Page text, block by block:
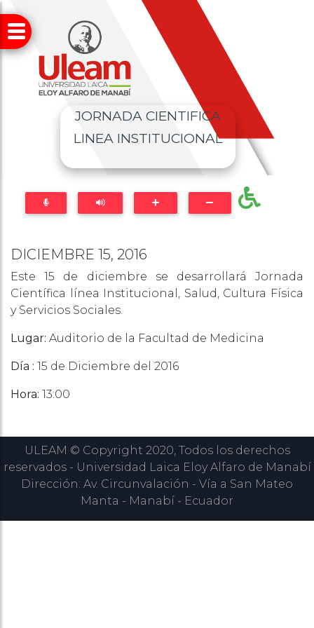
JORNADA CIENTIFICA
LINEA INSTITUCIONAL
DICIEMBRE 15, 2016
Este 15 de diciembre se desarrollará Jornada
Científica línea Institucional, Salud, Cultura Física
y Servicios Sociales.
Lugar: Auditorio de la Facultad de Medicina
Día : 15 de Diciembre del 2016
Hora: 13:00
ULEAM © Copyright 2020, Todos los derechos
reservados - Universidad Laica Eloy Alfaro de Manabí
Dirección: Av. Circunvalación - Vía a San Mateo
Manta - Manabí - Ecuador